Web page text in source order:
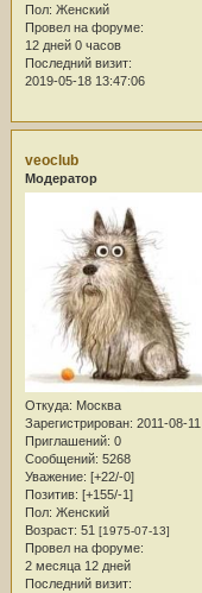
Пол: Женский
Провел на форуме:
12 дней 0 часов
Последний визит:
2019-05-18 13:47:06
veoclub
Модератор
Откуда: Москва
Зарегистрирован: 2011-08-11
Приглашений: 0
Сообщений: 5268
Уважение: [+22/-0]
Позитив: [+155/-1]
Пол: Женский
Возраст: 51 [1975-07-13]
Провел на форуме:
2 месяца 12 дней
Последний визит: